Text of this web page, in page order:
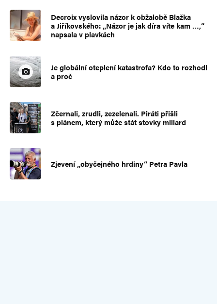
Decroix vyslovila názor k obžalobě Blažka
a Jiříkovského: „Názor je jak díra víte kam …,“
napsala v plavkách
Je globální oteplení katastrofa? Kdo to rozhodl
a proč
Zčernali, zrudli, zezelenali. Piráti přišli
s plánem, který může stát stovky miliard
Zjevení „obyčejného hrdiny“ Petra Pavla